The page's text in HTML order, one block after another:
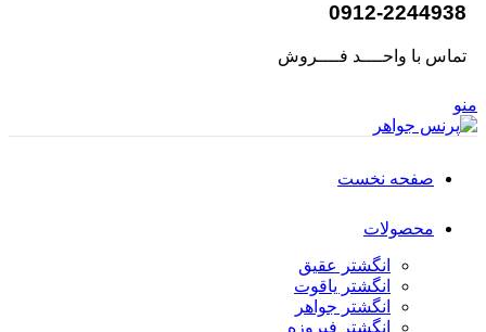
0912-2244938
تماس با واحــــد فــــروش
منو
صفحه نخست
محصولات
انگشتر عقیق
انگشتر یاقوت
انگشتر جواهر
انگشتر فیروزه